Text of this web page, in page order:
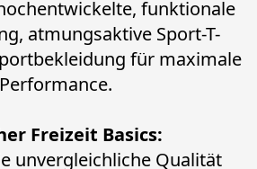
atmungsaktive Sport-T-
für maximale
Performance.
Freizeit Basics: